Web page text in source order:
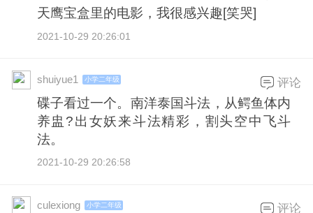
天鹰宝盒里的电影，我很感兴趣[笑哭]
2021-10-29 20:26:01
shuiyue1 小学二年级
碟子看过一个。南洋泰国斗法，从鳄鱼体内
养盅?出女妖来斗法精彩，割头空中飞斗
法。
2021-10-29 20:26:58
评论
culexiong 小学二年级 评论